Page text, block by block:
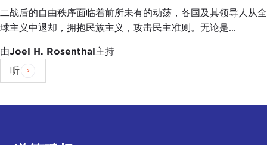
二战后的自由秩序面临着前所未有的动荡，各国及其领导人从全
球主义中退却，拥抱民族主义，攻击民主准则。无论是...
由Joel H. Rosenthal主持
听